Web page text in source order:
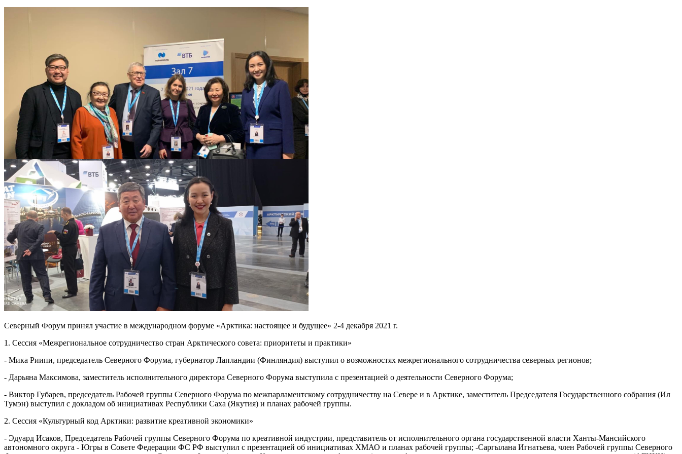
Северный Форум принял участие в международном форуме «Арктика: настоящее и будущее» 2-4 декабря 2021 г.
1. Сессия «Межрегиональное сотрудничество стран Арктического совета: приоритеты и практики»
- Мика Риипи, председатель Северного Форума, губернатор Лапландии (Финляндия) выступил о возможностях межрегионального сотрудничества северных регионов;
- Дарьяна Максимова, заместитель исполнительного директора Северного Форума выступила с презентацией о деятельности Северного Форума;
- Виктор Губарев, председатель Рабочей группы Северного Форума по межпарламентскому сотрудничеству на Севере и в Арктике, заместитель Председателя Государственного собрания (Ил
Тумэн) выступил с докладом об инициативах Республики Саха (Якутия) и планах рабочей группы.
2. Сессия «Культурный код Арктики: развитие креативной экономики»
- Эдуард Исаков, Председатель Рабочей группы Северного Форума по креативной индустрии, представитель от исполнительного органа государственной власти Ханты-Мансийского
автономного округа - Югры в Совете Федерации ФС РФ выступил с презентацией об инициативах ХМАО и планах рабочей группы; -Саргылана Игнатьева, член Рабочей группы Северного